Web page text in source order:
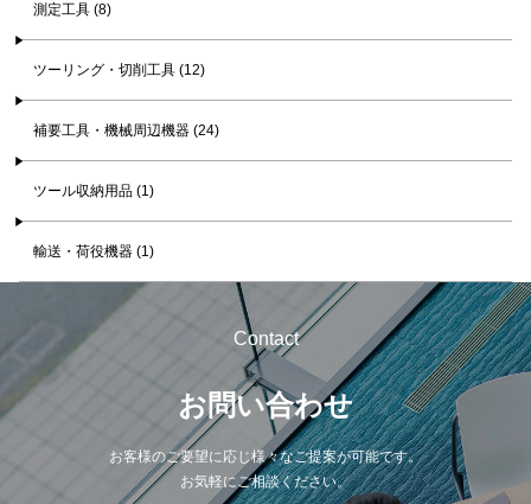
測定工具 (8)
ツーリング・切削工具 (12)
補要工具・機械周辺機器 (24)
ツール収納用品 (1)
輸送・荷役機器 (1)
Contact
お問い合わせ
お客様のご要望に応じ様々なご提案が可能です。
お気軽にご相談ください。